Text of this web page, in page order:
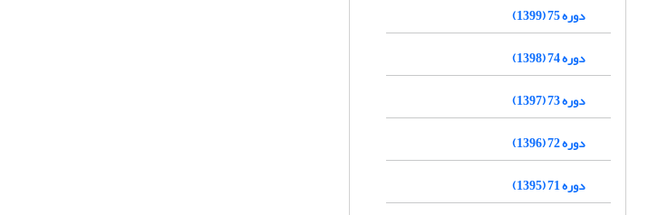
دوره 75 (1399)
دوره 74 (1398)
دوره 73 (1397)
دوره 72 (1396)
دوره 71 (1395)